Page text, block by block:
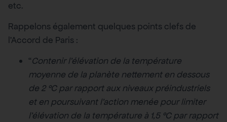
etc.
Rappelons également quelques points clefs de
l’Accord de Paris :
“Contenir l’élévation de la température
moyenne de la planète nettement en dessous
de 2 °C par rapport aux niveaux préindustriels
et en poursuivant l’action menée pour limiter
l’élévation de la température à 1,5 °C par rapport